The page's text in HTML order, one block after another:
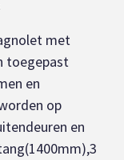
met
toegepast
en
op
en